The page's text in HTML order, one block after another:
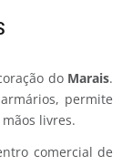
do Marais.
permite
livres.
comercial de